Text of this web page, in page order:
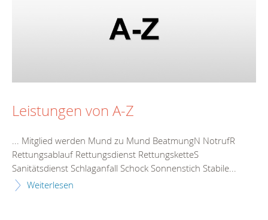
Leistungen von A-Z
... Mitglied werden Mund zu Mund BeatmungN NotrufR
Rettungsablauf Rettungsdienst RettungsketteS
Sanitätsdienst Schlaganfall Schock Sonnenstich Stabile...
Weiterlesen